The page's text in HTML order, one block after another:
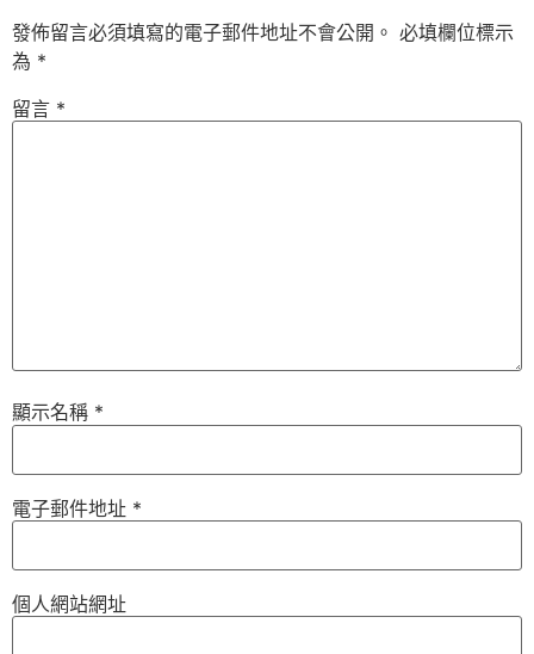
發佈留言必須填寫的電子郵件地址不會公開。 必填欄位標示
為 *
留言 *
顯示名稱 *
電子郵件地址 *
個人網站網址